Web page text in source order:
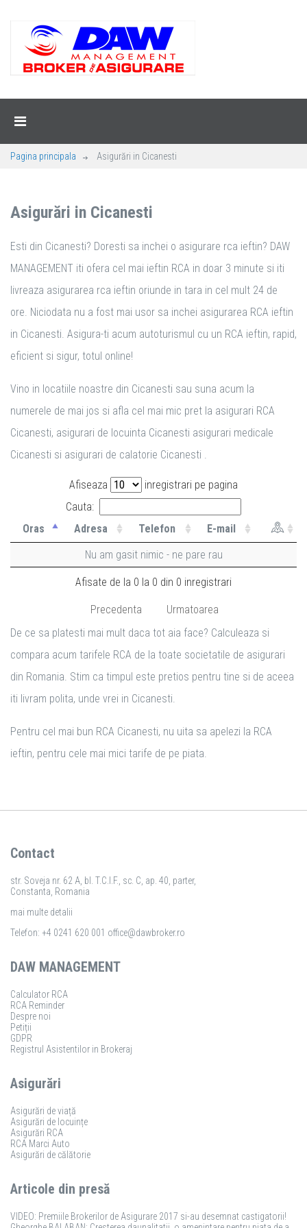
Pagina principala Asigurări in Cicanesti
Asigurări in Cicanesti
Esti din Cicanesti? Doresti sa inchei o asigurare rca ieftin? DAW
MANAGEMENT iti ofera cel mai ieftin RCA in doar 3 minute si iti
livreaza asigurarea rca ieftin oriunde in tara in cel mult 24 de
ore. Niciodata nu a fost mai usor sa inchei asigurarea RCA ieftin
in Cicanesti. Asigura-ti acum autoturismul cu un RCA ieftin, rapid,
eficient si sigur, totul online!
Vino in locatiile noastre din Cicanesti sau suna acum la
numerele de mai jos si afla cel mai mic pret la asigurari RCA
Cicanesti, asigurari de locuinta Cicanesti asigurari medicale
Cicanesti si asigurari de calatorie Cicanesti .
Afiseaza
inregistrari pe pagina
Cauta:
Oras
Adresa Telefon
E-mail
Nu am gasit nimic - ne pare rau
Afisate de la 0 la 0 din 0 inregistrari
Precedenta
Urmatoarea
De ce sa platesti mai mult daca tot aia face? Calculeaza si
compara acum tarifele RCA de la toate societatile de asigurari
din Romania. Stim ca timpul este pretios pentru tine si de aceea
iti livram polita, unde vrei in Cicanesti.
Pentru cel mai bun RCA Cicanesti, nu uita sa apelezi la RCA
ieftin, pentru cele mai mici tarife de pe piata.
Contact
str. Soveja nr. 62 A, bl. T.C.I.F., sc. C, ap. 40, parter,
Constanta, Romania
mai multe detalii
Telefon: +4 0241 620 001 office@dawbroker.ro
DAW MANAGEMENT
Calculator RCA
RCA Reminder
Despre noi
Petiții
GDPR
Registrul Asistentilor in Brokeraj
Asigurări
Asigurări de viață
Asigurări de locuințe
Asigurări RCA
RCA Marci Auto
Asigurări de călătorie
Articole din presă
VIDEO: Premiile Brokerilor de Asigurare 2017 si-au desemnat castigatorii!